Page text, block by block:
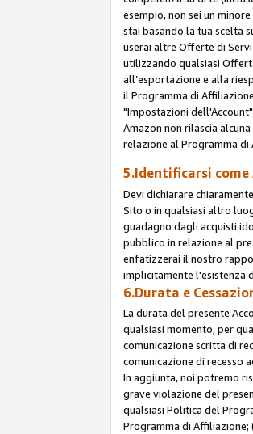
esempio, non sei un
stai basando la tua scelta
userai altre Offerte di
utilizzando qualsiasi
all’esportazione e alla
il Programma di
"Impostazioni
Amazon non rilascia
relazione al Programma di
5.Identificarsi
Devi dichiarare
Sito o in qualsiasi altro
guadagno dagli acquisti
pubblico in relazione al
enfatizzerai il nostro
implicitamente l'esistenza
6.Durata e
La durata del presente
qualsiasi momento, per
comunicazione scritta di
comunicazione di recesso
In aggiunta, noi potremo
grave violazione del
qualsiasi Politica del
Programma di